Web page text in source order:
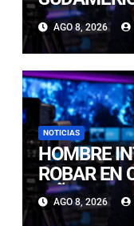
ECUADOR
CUADRAN
AGO 8, 2026
NOTICIAS
HOMBRE
ROBAR EN
VIÑA DEL
DETUVIERON
AGO 8, 2026